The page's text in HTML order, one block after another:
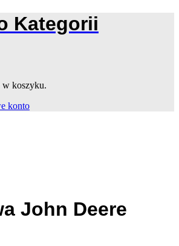
Kategorii
koszyku.
konto
John Deere